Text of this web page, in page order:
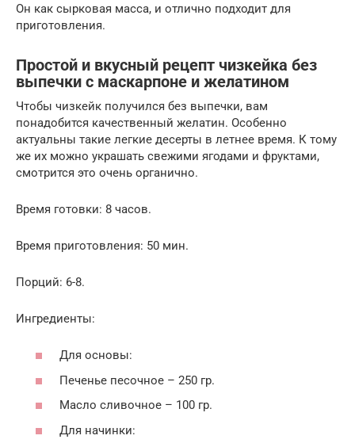
Он как сырковая масса, и отлично подходит для
приготовления.
Простой и вкусный рецепт чизкейка без
выпечки с маскарпоне и желатином
Чтобы чизкейк получился без выпечки, вам
понадобится качественный желатин. Особенно
актуальны такие легкие десерты в летнее время. К тому
же их можно украшать свежими ягодами и фруктами,
смотрится это очень органично.
Время готовки: 8 часов.
Время приготовления: 50 мин.
Порций: 6-8.
Ингредиенты:
Для основы:
Печенье песочное – 250 гр.
Масло сливочное – 100 гр.
Для начинки: